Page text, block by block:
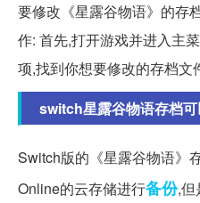
要修改《星露谷物语》的存
作: 首先,打开游戏并进入主
项,找到你想要修改的存档文
switch星露谷物语存档
Switch版的《星露谷物语》
Online的云存储进行备份,但